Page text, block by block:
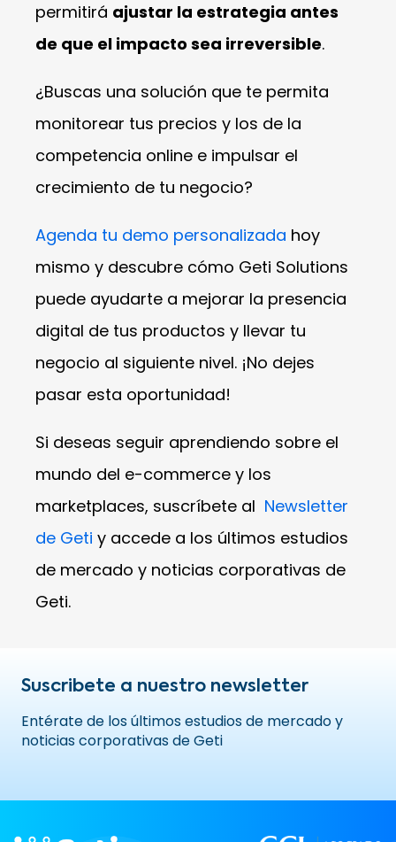
permitirá ajustar la estrategia antes
de que el impacto sea irreversible.
¿Buscas una solución que te permita
monitorear tus precios y los de la
competencia online e impulsar el
crecimiento de tu negocio?
Agenda tu demo personalizada hoy
mismo y descubre cómo Geti Solutions
puede ayudarte a mejorar la presencia
digital de tus productos y llevar tu
negocio al siguiente nivel. ¡No dejes
pasar esta oportunidad!
Si deseas seguir aprendiendo sobre el
mundo del e-commerce y los
marketplaces, suscríbete al Newsletter
de Geti y accede a los últimos estudios
de mercado y noticias corporativas de
Geti.
Suscribete a nuestro newsletter
Entérate de los últimos estudios de mercado y
noticias corporativas de Geti